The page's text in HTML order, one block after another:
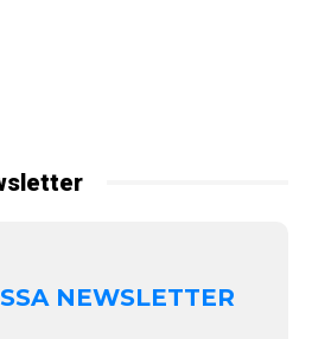
NEWSLETTER